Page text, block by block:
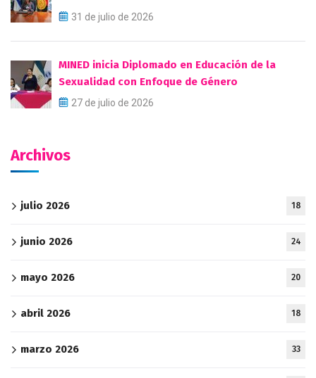
31 de julio de 2026
MINED inicia Diplomado en Educación de la
Sexualidad con Enfoque de Género
27 de julio de 2026
Archivos
julio 2026 18
junio 2026 24
mayo 2026 20
abril 2026 18
marzo 2026 33